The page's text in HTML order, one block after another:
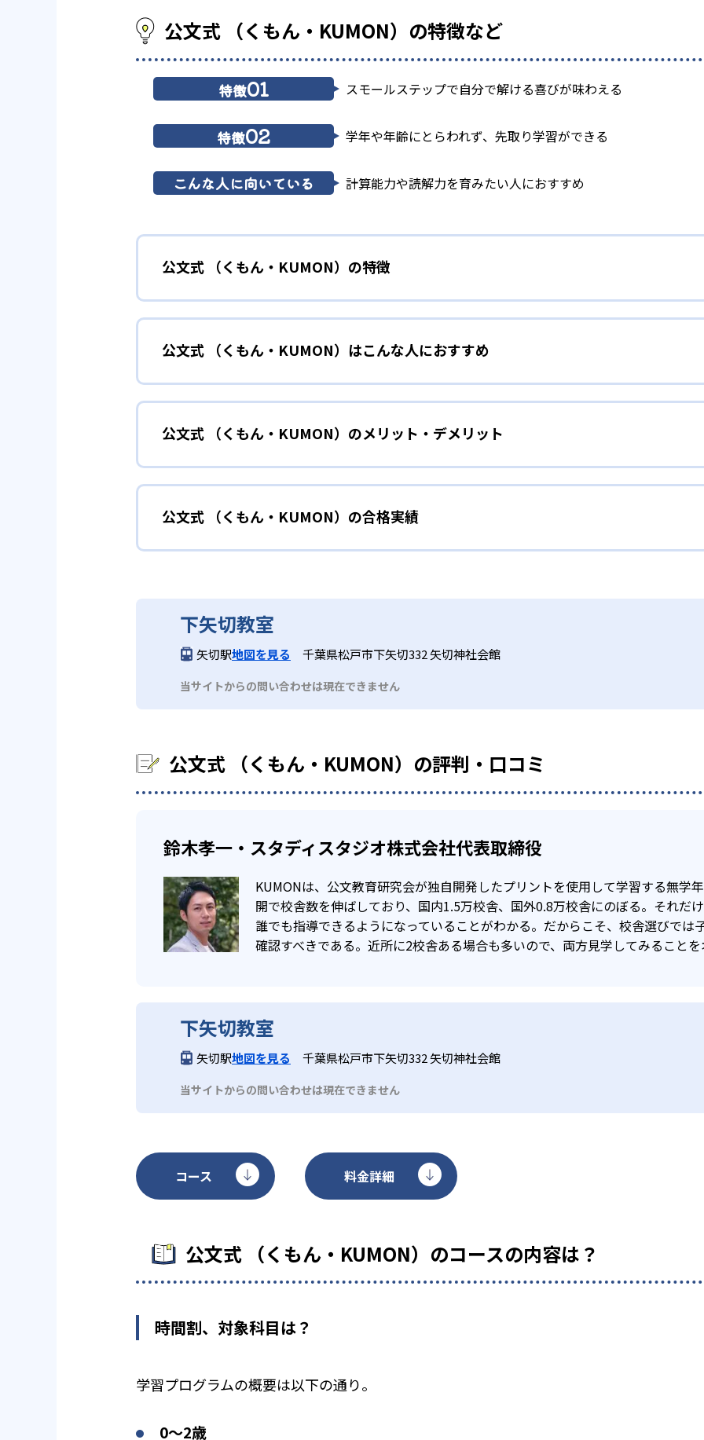
公文式 （くもん・KUMON）の特徴など
特徴01 スモールステップで自分で解ける喜びが味わえる
特徴02 学年や年齢にとらわれず、先取り学習ができる
こんな人に向いている 計算能力や読解力を育みたい人におすすめ
公文式 （くもん・KUMON）の特徴
01 無学年式の学力別学習
KUMONでは、年齢や学年にとらわれずに、一人ひとりの学力に応じたレベルから学習を始めて
確実に100点が取れるレベルから少しずつ難易度を上げていくことで子どもたちは多くの成功
できる。
02 自学自習スタイル
KUMONの教材は、簡単な問題から高度な問題へと、スモールステップで進んでいけるよう工
時期から高校教材に進む生徒もいる。
03 フレキシブルな受講スタイル
KUMONでは、教室が開いている時間内であれば、何曜日にでも週2回受講できる。そのため、
も通室しやすい。また、教室によっては自宅からのオンライン受講と通室を組み合わせること
公文式 （くもん・KUMON）はこんな人におすすめ
小学校に入る準備をしたい幼児向け
KUMONでは細かいステップに分かれた教材で、わかる楽しさを経験しながら無理なく力を高め
目でも自分で解けた達成感を味わうことで、少しずつ苦手意識を克服できるだろう。
中学生・高校生 部活や習い事と両立したい生徒向け
KUMONでは、一人ひとりの学習状況やスケジュールに合わせて、きめ細やかにカリキュラムを
宿題の量や進め方に関しては、いつでも気軽に相談可能だ。
公文式 （くもん・KUMON）のメリット・デメリット
どんなメリットがある？
KUMONでは自学自習スタイルで勉強するため、集中力や目標に向かって頑張りやり抜く力を
い。
どんなデメリットがある？
KUMONでは、中高生のクラスでも数学・英語・国語の3教科に限られるため、その他の教科に
だろう。
公文式 （くもん・KUMON）の合格実績
KUMONは、公式サイトでは合格実績は公開していない。志望校への実績があるかどうかは、
下矢切教室
矢切駅地図を見る 千葉県松戸市下矢切332 矢切神社会館
当サイトからの問い合わせは現在できません
公文式 （くもん・KUMON）の評判・口コミ
鈴木孝一・スタディスタジオ株式会社代表取締役
KUMONは、公文教育研究会が独自開発したプリントを使用して学習する無学
開で校舎数を伸ばしており、国内1.5万校舎、国外0.8万校舎にのぼる。それだ
誰でも指導できるようになっていることがわかる。だからこそ、校舎選びでは
確認すべきである。近所に2校舎ある場合も多いので、両方見学してみること
下矢切教室
矢切駅地図を見る 千葉県松戸市下矢切332 矢切神社会館
当サイトからの問い合わせは現在できません
コース 料金詳細
公文式 （くもん・KUMON）のコースの内容は？
時間割、対象科目は？
学習プログラムの概要は以下の通り。
0〜2歳